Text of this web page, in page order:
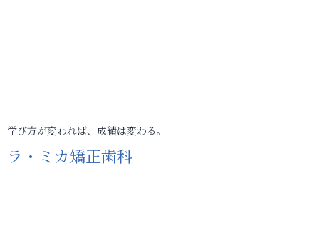
学び方が変われば、成績は変わる。
ラ・ミカ矯正歯科